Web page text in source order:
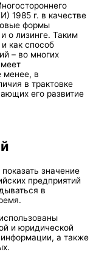
1985 г. в качестве
формы
о лизинге. Таким
как способ
– во многих
менее, в
в трактовке
его развитие
значение
предприятий
в
и юридической
а также